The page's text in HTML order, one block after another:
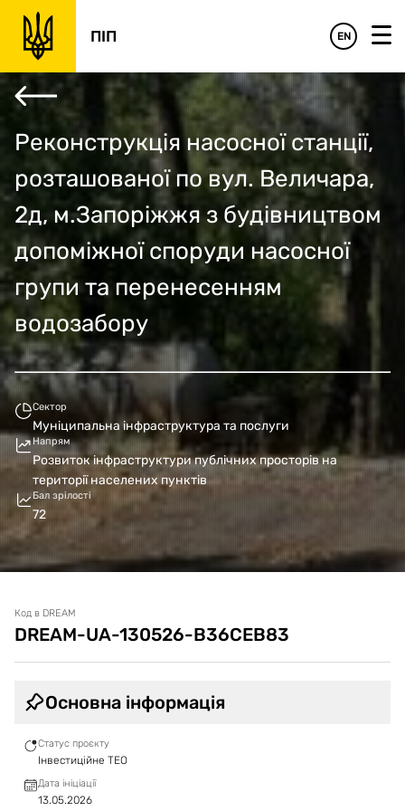
ПІП EN
›
Фінансове обґрунтування Підсумки
Реконструкція насосної станції,
розташованої по вул. Величара,
2д, м.Запоріжжя з будівництвом
допоміжної споруди насосної
групи та перенесенням
водозабору
Сектор
Муніципальна інфраструктура та послуги
Напрям
Розвиток інфраструктури публічних просторів на
території населених пунктів
Бал зрілості
72
Код в DREAM
DREAM-UA-130526-B36CEB83
Основна інформація
Статус проєкту
Інвестиційне ТЕО
Дата ініціації
13.05.2026